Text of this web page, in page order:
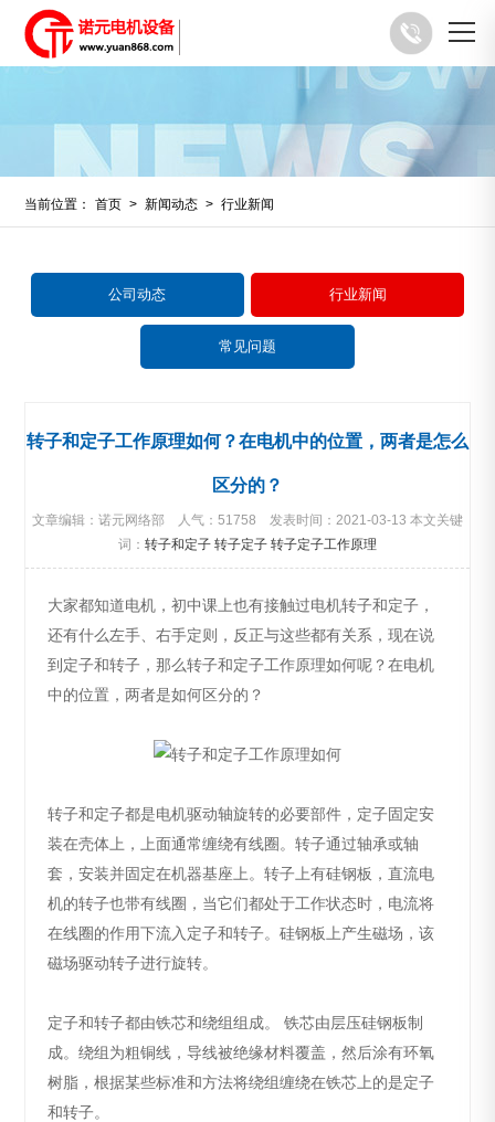
当前位置： 首页 > 新闻动态 > 行业新闻
公司动态 行业新闻
常见问题
转子和定子工作原理如何？在电机中的位置，两者是怎么
区分的？
文章编辑：诺元网络部 人气： 51758 发表时间：2021-03-13 本文关键
词： 转子和定子 转子定子 转子定子工作原理
大家都知道电机，初中课上也有接触过电机转子和定子，
还有什么左手、右手定则，反正与这些都有关系，现在说
到定子和转子，那么转子和定子工作原理如何呢？在电机
中的位置，两者是如何区分的？
转子和定子都是电机驱动轴旋转的必要部件，定子固定安
装在壳体上，上面通常缠绕有线圈。转子通过轴承或轴
套，安装并固定在机器基座上。转子上有硅钢板，直流电
机的转子也带有线圈，当它们都处于工作状态时，电流将
在线圈的作用下流入定子和转子。硅钢板上产生磁场，该
磁场驱动转子进行旋转。
定子和转子都由铁芯和绕组组成。 铁芯由层压硅钢板制
成。绕组为粗铜线，导线被绝缘材料覆盖，然后涂有环氧
树脂，根据某些标准和方法将绕组缠绕在铁芯上的是定子
和转子。